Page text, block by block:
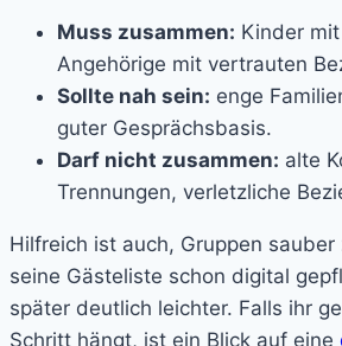
Muss zusammen: Kinder
Angehörige mit vertrauten
Sollte nah sein: enge
guter Gesprächsbasis.
Darf nicht zusammen: alte
Trennungen, verletzliche
Hilfreich ist auch, Gruppen sauber
seine Gästeliste schon digital
später deutlich leichter. Falls ihr
Schritt hängt, ist ein Blick auf eine